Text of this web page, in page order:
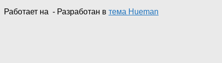
Работает на - Разработан в тема Hueman